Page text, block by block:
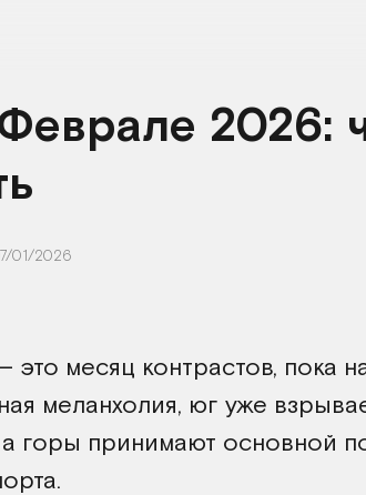
2026:
01/2026
месяц контрастов, пока
меланхолия, юг уже
горы принимают основной